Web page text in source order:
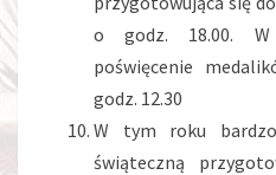
o godz. 18.00.
poświęcenie
godz. 12.30
W tym roku
świąteczną